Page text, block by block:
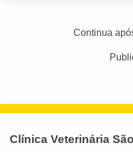
Continua
Clínica Veterinária